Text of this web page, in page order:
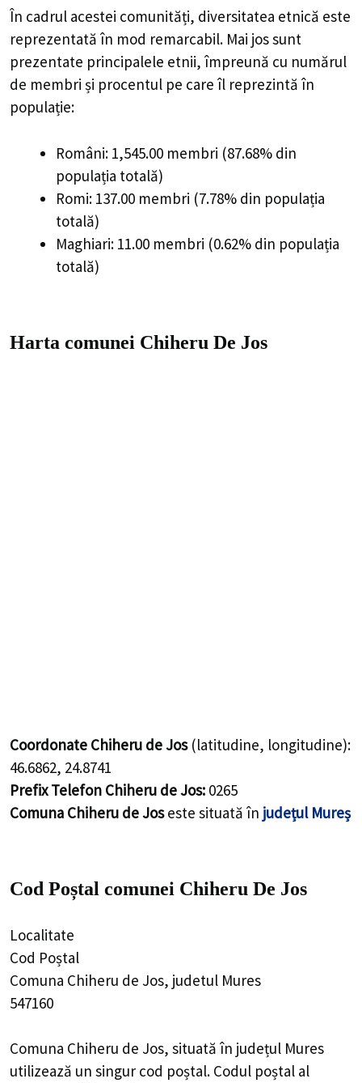
În cadrul acestei comunități, diversitatea etnică este
reprezentată în mod remarcabil. Mai jos sunt
prezentate principalele etnii, împreună cu numărul
de membri și procentul pe care îl reprezintă în
populație:
Români: 1,545.00 membri (87.68% din
populația totală)
Romi: 137.00 membri (7.78% din populația
totală)
Maghiari: 11.00 membri (0.62% din populația
totală)
Harta comunei Chiheru De Jos
Coordonate Chiheru de Jos(latitudine, longitudine):
46.6862, 24.8741
Prefix Telefon Chiheru de Jos: 0265
Comuna Chiheru de Joseste situată în județul Mureș
Cod Poștal comunei Chiheru De Jos
Localitate
Cod Poștal
Comuna Chiheru de Jos, judetul Mures
547160
Comuna Chiheru de Jos, situată în județul Mures
utilizează un singur cod poștal. Codul poștal al